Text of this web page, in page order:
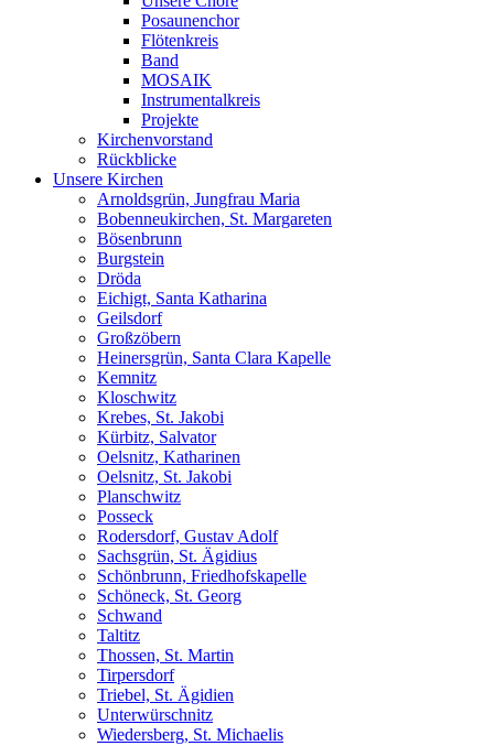
Posaunenchor
Flötenkreis
Band
MOSAIK
Instrumentalkreis
Projekte
Kirchenvorstand
Rückblicke
Unsere Kirchen
Arnoldsgrün, Jungfrau Maria
Bobenneukirchen, St. Margareten
Bösenbrunn
Burgstein
Dröda
Eichigt, Santa Katharina
Geilsdorf
Großzöbern
Heinersgrün, Santa Clara Kapelle
Kemnitz
Kloschwitz
Krebes, St. Jakobi
Kürbitz, Salvator
Oelsnitz, Katharinen
Oelsnitz, St. Jakobi
Planschwitz
Posseck
Rodersdorf, Gustav Adolf
Sachsgrün, St. Ägidius
Schönbrunn, Friedhofskapelle
Schöneck, St. Georg
Schwand
Taltitz
Thossen, St. Martin
Tirpersdorf
Triebel, St. Ägidien
Unterwürschnitz
Wiedersberg, St. Michaelis